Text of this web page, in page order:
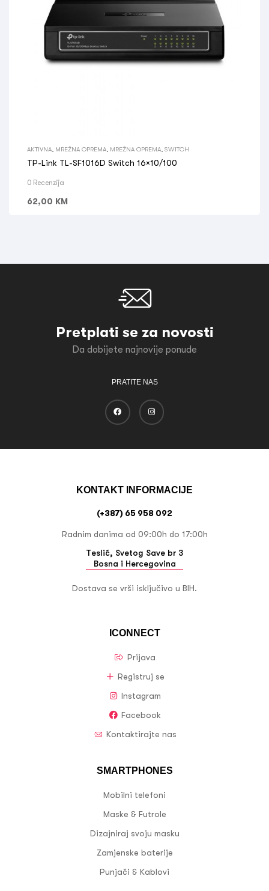
AKTIVNA MREŽNA OPREMA MREŽNA OPREMA SWITCH
TP-Link TL-SF1016D Switch 16×10/100
0 Recenzija
62,00 KM
Pretplati se za novosti
Da dobijete najnovije ponude
PRATITE NAS
ICONNECT
Prijava
Registruj se
Instagram
Facebook
Kontaktirajte nas
SMARTPHONES
Mobilni telefoni
Maske & Futrole
Dizajniraj svoju masku
Zamjenske baterije
Punjači & Kablovi
KONTAKT INFORMACIJE
(+387) 65 958 092
Radnim danima od 09:00h do 17:00h
Teslić, Svetog Save br 3
Bosna i Hercegovina
Dostava se vrši isključivo u BIH.